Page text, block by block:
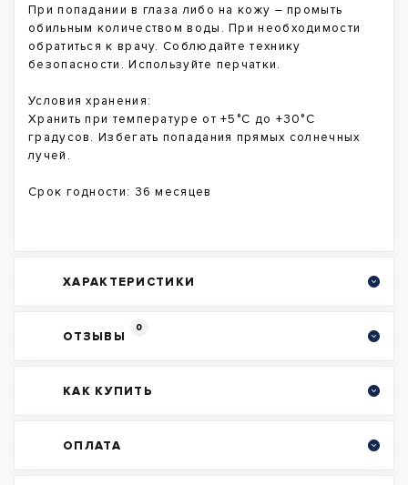
При попадании в глаза либо на кожу – промыть
обильным количеством воды. При необходимости
обратиться к врачу. Соблюдайте технику
безопасности. Используйте перчатки.
Условия хранения:
Хранить при температуре от +5°C до +30°C
градусов. Избегать попадания прямых солнечных
лучей.
Срок годности: 36 месяцев
ХАРАКТЕРИСТИКИ
ОТЗЫВЫ
0
КАК КУПИТЬ
ОПЛАТА